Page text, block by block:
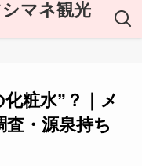
マネ観光
粧水”？｜メ
・源泉持ち